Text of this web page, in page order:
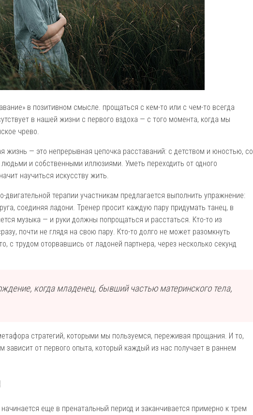
в позитивном смысле. прощаться с кем-то или с чем-то всегда
в нашей жизни с первого вздоха — с того момента, когда мы
чрево.
жизнь — это непрерывная цепочка расставаний: с детством и юностью, со
и собственными иллюзиями. Уметь переходить от одного
научиться искусству жить.
двигательной терапии участникам предлагается выполнить упражнение:
соединяя ладони. Тренер просит каждую пару придумать танец, в
музыка — и руки должны попрощаться и расстаться. Кто-то из
почти не глядя на свою пару. Кто-то долго не может разомкнуть
с трудом оторвавшись от ладоней партнера, через несколько секунд
когда младенец, бывший частью материнского тела,
стратегий, которыми мы пользуемся, переживая прощания. И то,
от первого опыта, который каждый из нас получает в раннем
еще в пренатальный период и заканчивается примерно к трем